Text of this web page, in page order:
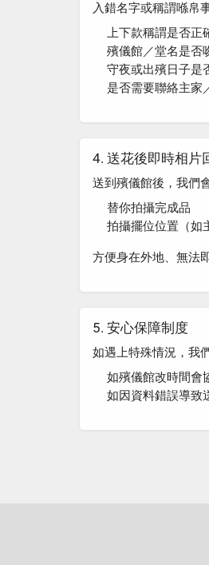
入錯名字或稱謂喺帛
上下款稱謂是否正
殯儀館／堂名是否
守夜或出殯日子是
是否需要聯絡主家
4. 送花後即時相片
送到殯儀館後，我們
替你拍攝完成品
拍攝擺位位置（如
方便身在外地、無法
5. 安心保障制度
如遇上特殊情況，我
如殯儀館改時間會
如因資料錯誤導致